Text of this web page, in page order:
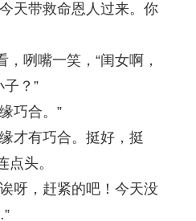
带救命恩人过来。你
嘴一笑，“闺女啊，
？”
巧合。”
有巧合。挺好，挺
点头。
，赶紧的吧！今天没